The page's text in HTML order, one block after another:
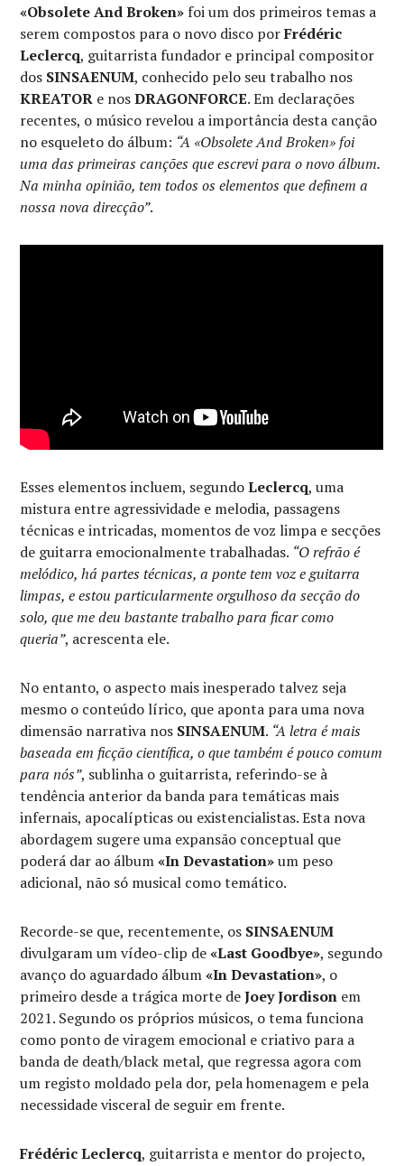
«Obsolete And Broken» foi um dos primeiros temas a
serem compostos para o novo disco porFrédéric
Leclercq, guitarrista fundador e principal compositor
dos SINSAENUM, conhecido pelo seu trabalho nos
KREATOR e nosDRAGONFORCE. Em declarações
recentes, o músico revelou a importância desta canção
no esqueleto do álbum: “A «Obsolete And Broken» foi
uma das primeiras canções que escrevi para o novo álbum.
Na minha opinião, tem todos os elementos que definem a
nossa nova direcção”.
Esses elementos incluem, segundoLeclercq, uma
mistura entre agressividade e melodia, passagens
técnicas e intricadas, momentos de voz limpa e secções
de guitarra emocionalmente trabalhadas. “O refrão é
melódico, há partes técnicas, a ponte tem voz e guitarra
limpas, e estou particularmente orgulhoso da secção do
solo, que me deu bastante trabalho para ficar como
queria”, acrescenta ele.
No entanto, o aspecto mais inesperado talvez seja
mesmo o conteúdo lírico, que aponta para uma nova
dimensão narrativa nos SINSAENUM. “A letra é mais
baseada em ficção científica, o que também é pouco comum
para nós”, sublinha o guitarrista, referindo-se à
tendência anterior da banda para temáticas mais
infernais, apocalípticas ou existencialistas. Esta nova
abordagem sugere uma expansão conceptual que
poderá dar ao álbum«In Devastation»um peso
adicional, não só musical como temático.
Recorde-se que, recentemente, os SINSAENUM
divulgaram um vídeo-clip de«Last Goodbye», segundo
avanço do aguardado álbum«In Devastation», o
primeiro desde a trágica morte deJoey Jordison em
2021. Segundo os próprios músicos, o tema funciona
como ponto de viragem emocional e criativo para a
banda de death/black metal, que regressa agora com
um registo moldado pela dor, pela homenagem e pela
necessidade visceral de seguir em frente.
Frédéric Leclercq, guitarrista e mentor do projecto,